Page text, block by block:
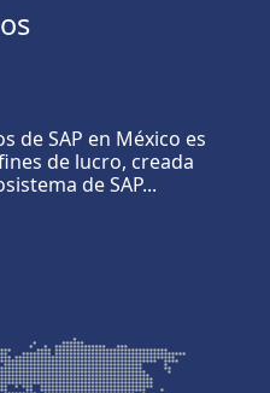
de SAP en México es
de lucro, creada
de SAP...